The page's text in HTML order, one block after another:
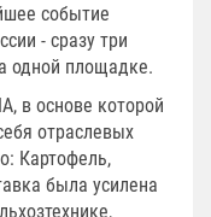
событие
- сразу три
одной площадке.
в основе которой
отраслевых
Картофель,
была усилена